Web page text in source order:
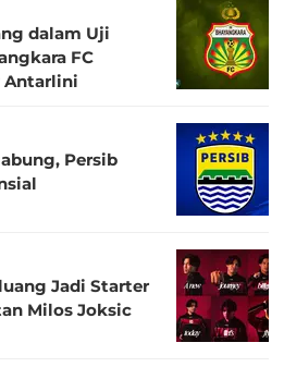
dalam Uji
FC
Antarlini
Persib
Jadi Starter
Milos Joksic